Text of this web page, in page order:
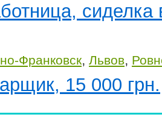
сиделка
Франковск, Львов,
15 000 грн.